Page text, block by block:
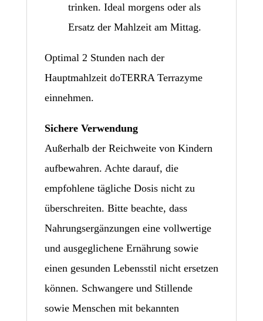
trinken. Ideal morgens oder als
Ersatz der Mahlzeit am Mittag.
Optimal 2 Stunden nach der
Hauptmahlzeit doTERRA Terrazyme
einnehmen.
Sichere Verwendung
Außerhalb der Reichweite von Kindern
aufbewahren. Achte darauf, die
empfohlene tägliche Dosis nicht zu
überschreiten. Bitte beachte, dass
Nahrungsergänzungen eine vollwertige
und ausgeglichene Ernährung sowie
einen gesunden Lebensstil nicht ersetzen
können. Schwangere und Stillende
sowie Menschen mit bekannten